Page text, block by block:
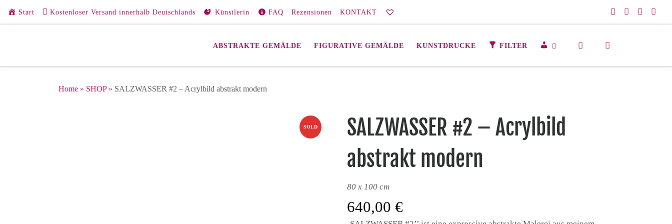
Zum Inhalt springen
Start Kostenloser Versand innerhalb Deutschlands Künstlerin FAQ Rezensionen KONTAKT
ABSTRAKTE GEMÄLDE FIGURATIVE GEMÄLDE KUNSTDRUCKE FILTER
M
I
N
Search
Home » SHOP» SALZWASSER #2 – Acrylbild abstrakt modern
SOLD
SALZWASSER #2 – Acrylbild
abstrakt modern
80 x 100 cm
640,00€